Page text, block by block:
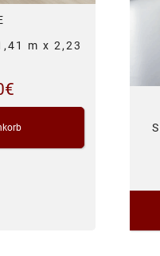
m x 2,23
€